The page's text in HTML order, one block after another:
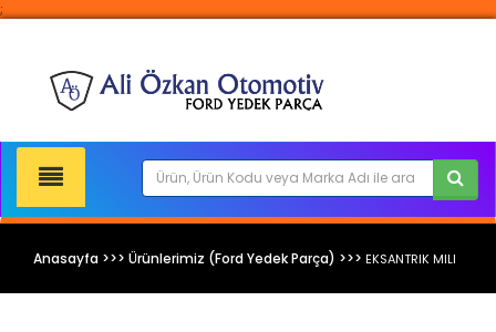
;
Anasayfa >>> Ürünlerimiz (Ford Yedek Parça) >>> EKSANTRIK MILI